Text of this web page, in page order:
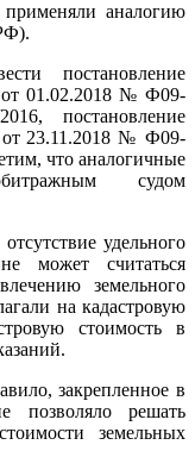
аналогию
постановление
от 01.02.2018 № Ф09-
постановление
от 23.11.2018 № Ф09-
что аналогичные
судом
удельного
может считаться
земельного
на кадастровую
стоимость в
закрепленное в
позволяло решать
земельных